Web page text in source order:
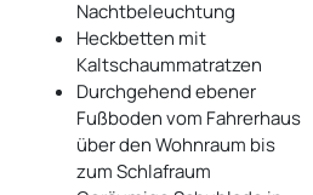
Nachtbeleuchtung
Heckbetten mit
Kaltschaummatratzen
Durchgehend ebener
Fußboden vom Fahrerhaus
über den Wohnraum bis
zum Schlafraum